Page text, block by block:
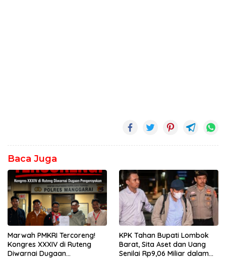
Baca Juga
Marwah PMKRI Tercoreng!
Kongres XXXIV di Ruteng
Diwarnai Dugaan
KPK Tahan Bupati Lombok
Barat, Sita Aset dan Uang
Senilai Rp9,06 Miliar dalam